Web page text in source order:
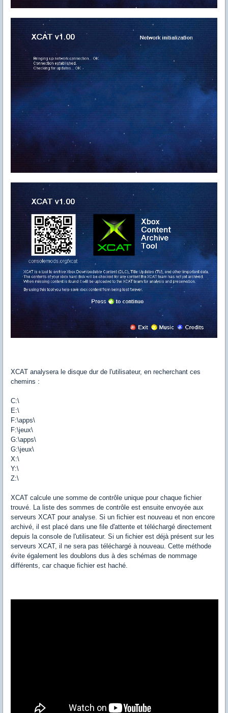
XCAT analysera le disque dur de l'utilisateur, en recherchant ces
chemins :
C:\
E:\
F:\apps\
F:\jeux\
G:\apps\
G:\jeux\
X:\
Y:\
Z:\
XCAT calcule une somme de contrôle unique pour chaque fichier
trouvé. La liste des sommes de contrôle est ensuite envoyée aux
serveurs XCAT pour analyse. Si un fichier est nouveau et non encore
archivé, il est placé dans une file d'attente et téléchargé directement
depuis la console de l'utilisateur. Si un fichier est déjà présent sur les
serveurs XCAT, il ne sera pas téléchargé à nouveau. Cette méthode
évite également les doublons dus à des schémas de nommage
différents, car chaque fichier est haché.